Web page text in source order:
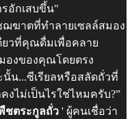
อักเสบขึ้น"
ฆาตที่ทำลายเซลล์สมอง
ยวที่คุณดื่มเพื่อคลาย
องของคุณโดยตรง
น...ซีเรียลหรือสลัดถั่วที่
งไม่เป็นไรใช่ไหมครับ?”
ตระกูลถั่ว ' ผู้คนเชื่อว่า